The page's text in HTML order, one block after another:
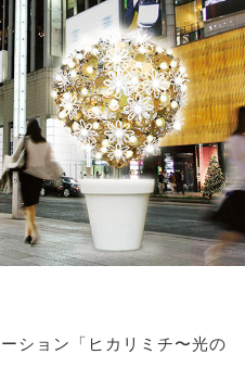
ション「ヒカリミチ〜光の